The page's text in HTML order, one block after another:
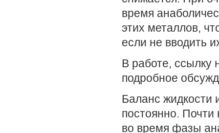
время
этих металлов,
если не вводить
В работе, ссылку
подробное
Баланс жидкости
постоянно. Почти
во время фазы